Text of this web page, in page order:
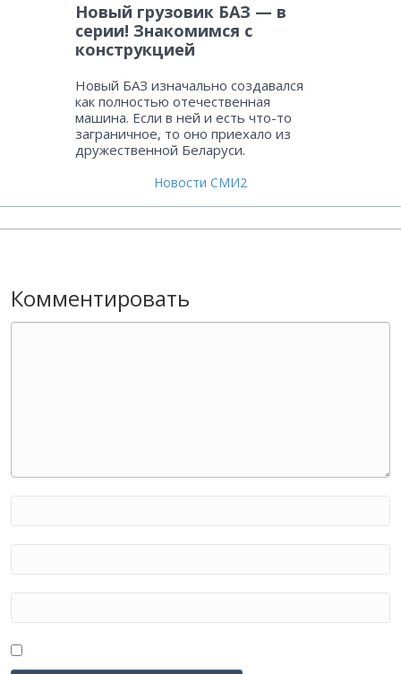
Новый грузовик БАЗ — в
серии! Знакомимся с
конструкцией
Новый БАЗ изначально создавался
как полностью отечественная
машина. Если в ней и есть что-то
заграничное, то оно приехало из
дружественной Беларуси.
Новости СМИ2
Комментировать